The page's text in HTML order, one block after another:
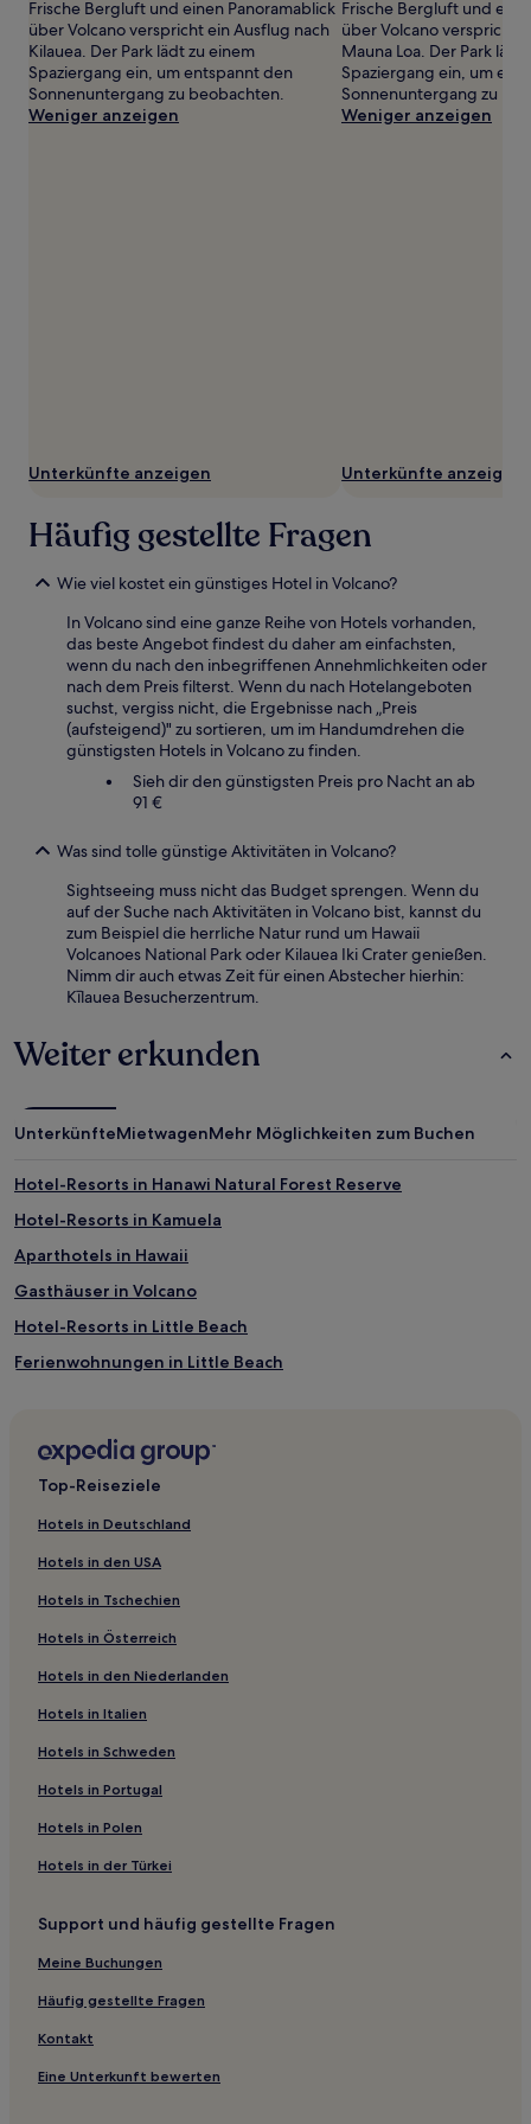
Bedingungen
gelten.
Frische Bergluft und einen Panoramablick
über Volcano verspricht ein Ausflug nach
Kilauea. Der Park lädt zu einem
Spaziergang ein, um entspannt den
Sonnenuntergang zu beobachten.
Weniger anzeigen
Unterkünfte anzeigen
Frische Bergluft und
über Volcano verspricht
Mauna Loa. Der Park lädt
Spaziergang ein, um
Sonnenuntergang zu
Weniger anzeigen
Unterkünfte anzeigen
Häufig gestellte Fragen
Wie viel kostet ein günstiges Hotel in Volcano?
In Volcano sind eine ganze Reihe von Hotels vorhanden,
das beste Angebot findest du daher am einfachsten,
wenn du nach den inbegriffenen Annehmlichkeiten oder
nach dem Preis filterst. Wenn du nach Hotelangeboten
suchst, vergiss nicht, die Ergebnisse nach „Preis
(aufsteigend)" zu sortieren, um im Handumdrehen die
günstigsten Hotels in Volcano zu finden.
Sieh dir den günstigsten Preis pro Nacht an ab
91 €
Was sind tolle günstige Aktivitäten in Volcano?
Sightseeing muss nicht das Budget sprengen. Wenn du
auf der Suche nach Aktivitäten in Volcano bist, kannst du
zum Beispiel die herrliche Natur rund um Hawaii
Volcanoes National Park oder Kilauea Iki Crater genießen.
Nimm dir auch etwas Zeit für einen Abstecher hierhin:
Kīlauea Besucherzentrum.
Weiter erkunden
UnterkünfteMietwagenMehr Möglichkeiten zum Buchen
Hotel-Resorts in Hanawi Natural Forest Reserve
Hotel-Resorts in Kamuela
Aparthotels in Hawaii
Gasthäuser in Volcano
Hotel-Resorts in Little Beach
Ferienwohnungen in Little Beach
5-Sterne-Hotels in Kailua-Kona
4-Sterne-Hotels in Hana Forest Reserve
5-Sterne-Hotels in Hana Forest Reserve
4-Sterne-Hotels in Palauea Beach
4-Sterne-Hotels in Spencer Beach Park
Hotels mit Pool in Hana Forest Reserve
Hotels mit Parkplatz in Insel Hawaii
Luxus in Insel Hawaii
Golf in Insel Hawaii
Hotels mit Pool in Insel Hawaii
Familien in Insel Hawaii
Strand in Hawaii
Luxus in Hawaii
Hotels mit Küchenzeile in Hawaii
Golf in Hawaii
Top-Reiseziele
Hotels in Deutschland
Hotels in den USA
Hotels in Tschechien
Hotels in Österreich
Hotels in den Niederlanden
Hotels in Italien
Hotels in Schweden
Hotels in Portugal
Hotels in Polen
Hotels in der Türkei
Support und häufig gestellte Fragen
Meine Buchungen
Häufig gestellte Fragen
Kontakt
Eine Unterkunft bewerten